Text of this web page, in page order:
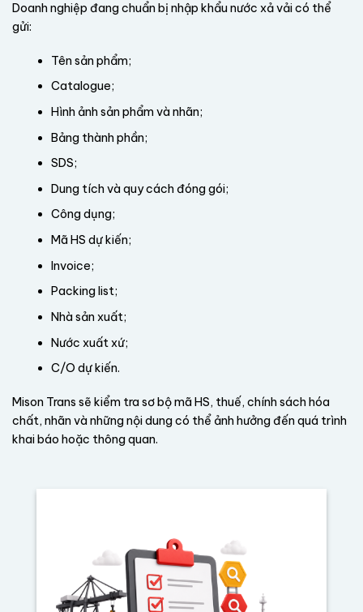
Doanh nghiệp đang chuẩn bị nhập khẩu nước xả vải có thể
gửi:
Tên sản phẩm;
Catalogue;
Hình ảnh sản phẩm và nhãn;
Bảng thành phần;
SDS;
Dung tích và quy cách đóng gói;
Công dụng;
Mã HS dự kiến;
Invoice;
Packing list;
Nhà sản xuất;
Nước xuất xứ;
C/O dự kiến.
Mison Trans sẽ kiểm tra sơ bộ mã HS, thuế, chính sách hóa
chất, nhãn và những nội dung có thể ảnh hưởng đến quá trình
khai báo hoặc thông quan.